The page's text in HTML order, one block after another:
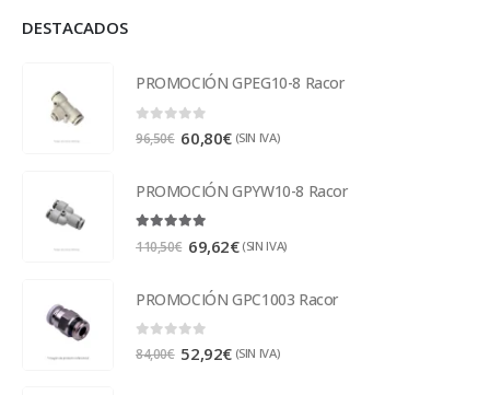
DESTACADOS
PROMOCIÓN GPEG10-8 Racor
96,50€ 60,80€ (SIN IVA)
PROMOCIÓN GPYW10-8 Racor
110,50€ 69,62€ (SIN IVA)
PROMOCIÓN GPC1003 Racor
0 out of 5
84,00€ 52,92€ (SIN IVA)